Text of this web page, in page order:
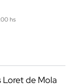
hs
Loret de Mola